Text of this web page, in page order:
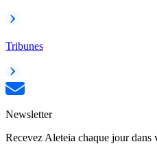
Tribunes
Newsletter
Recevez Aleteia chaque jour dans